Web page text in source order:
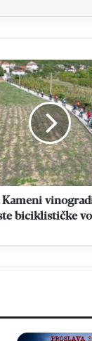
Kameni
biciklističke